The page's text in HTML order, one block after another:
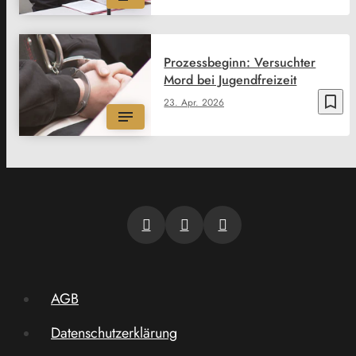
bookmark_border
23. Apr. 2026
Prozessbeginn: Versuchter
Mord bei Jugendfreizeit
AGB
Datenschutzerklärung